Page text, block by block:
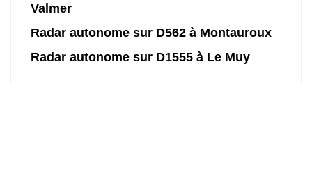
Valmer
Radar autonome sur D562 à Montauroux
Radar autonome sur D1555 à Le Muy